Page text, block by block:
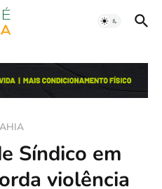
Síndico em
violência